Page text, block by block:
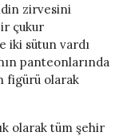
zirvesini
çukur
iki sütun vardı
panteonlarında
figürü olarak
olarak tüm şehir